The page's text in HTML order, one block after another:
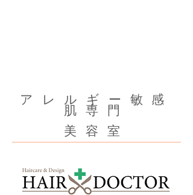
​アレルギー敏感
肌専門
美容室